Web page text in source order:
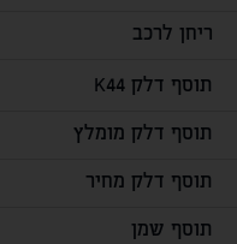
ריחן לרכב
תוסף דלק K44
תוסף דלק מומלץ
תוסף דלק מחיר
תוסף שמן